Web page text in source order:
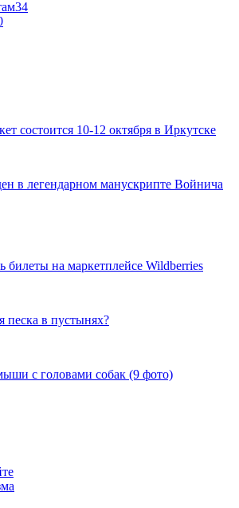
34
состоится 10-12 октября в Иркутске
в легендарном манускрипте Войнича
билеты на маркетплейсе Wildberries
песка в пустынях?
с головами собак (9 фото)